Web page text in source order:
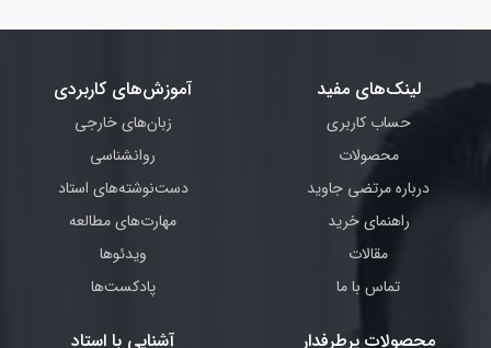
لینک‌های مفید
حساب کاربری
محصولات
درباره مرتضی جاوید
راهنمای خرید
مقالات
تماس با ما
آموزش‌های کاربردی
زبان‌های خارجی
روانشناسی
دست‌نوشته‌های استاد
مهارت‌های مطالعه
ویدئوها
پادکست‌ها
محصولات پرطرفدار آشنایی با استاد